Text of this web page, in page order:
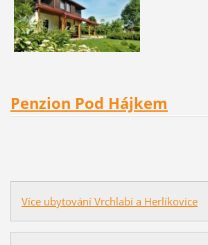
Penzion Pod Hájkem
Více ubytování Vrchlabí a Herlíkovice